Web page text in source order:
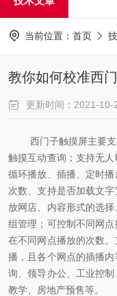
当前位置： 首页
教你如何校准西
更新时间：2021-10-
西门子触摸屏主要支
触摸互动查询；支持无
循环播放、插播、定时
次数、支持是否加载文
放网店、内容形式的选
组管理；可控制不同网
在不同网点播放的次数
播，且各个网点的插播
询、领导办公、工业控
教学、房地产预售等。